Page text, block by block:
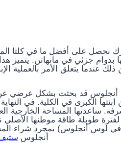
نحصل على أفضل ما في كلتا
بدوام جزئي في مانهاتن.
أنجلوس قد بحثت بشكل عرضي
الكبرى في الكلية. في
ساعدتها المساحة الخارجية
لفترة طويلة طاقة موطنها
في لوس أنجلوس) بمجرد شراء
أنجلوس